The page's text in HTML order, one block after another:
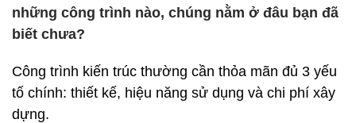
những công trình nào, chúng nằm ở đâu bạn đã
biết chưa?
Công trình kiến trúc thường cần thỏa mãn đủ 3 yếu
tố chính: thiết kế, hiệu năng sử dụng và chi phí xây
dựng.